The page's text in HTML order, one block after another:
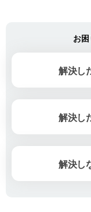
お
解決し
解決し
解決し